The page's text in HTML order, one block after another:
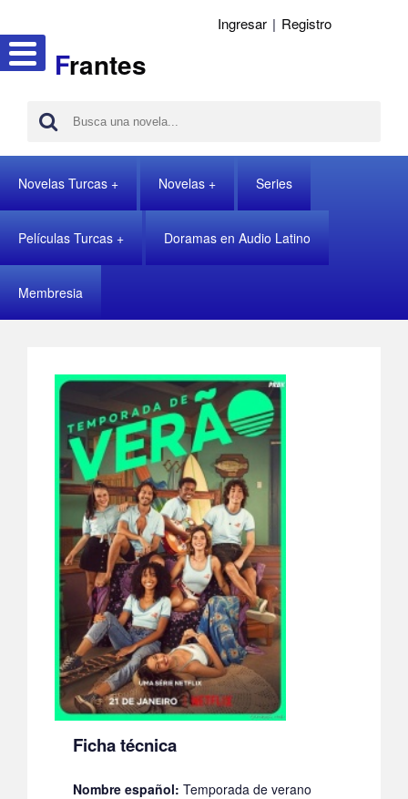
Frantes
Ingresar | Registro
Novelas Turcas Novelas Series
Películas Turcas Doramas en Audio Latino
Membresia
Ficha técnica
Nombre español: Temporada de verano